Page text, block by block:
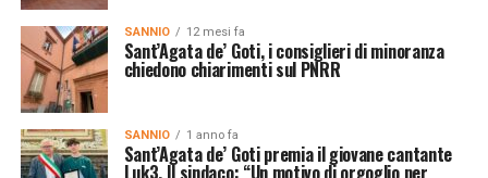
SANNIO 12 mesi fa
Sant’Agata de’ Goti, i consiglieri di minoranza
chiedono chiarimenti sul PNRR
SANNIO 1 anno fa
Sant’Agata de’ Goti premia il giovane cantante